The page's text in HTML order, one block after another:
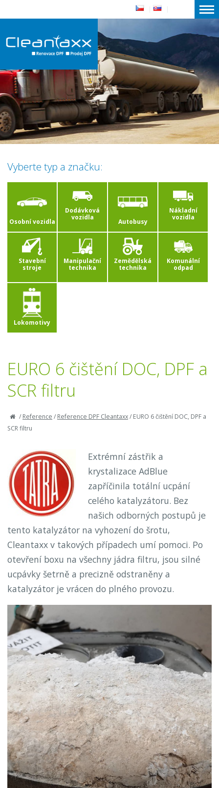
Vyberte typ a značku:
Osobní vozidla
Dodávková
vozidla
Autobusy
Nákladní
vozidla
Stavební
stroje
Manipulační
technika
Zemědělská
technika
Komunální
odpad
Lokomotivy
EURO 6 čištění DOC, DPF a
SCR filtru
/Reference /Reference DPF Cleantaxx/EURO 6 čištění DOC, DPF a
SCR filtru
Extrémní zástřik a
krystalizace AdBlue
zapříčinila totální ucpání
celého katalyzátoru. Bez
našich odborných postupů je
tento katalyzátor na vyhození do šrotu,
Cleantaxx v takových případech umí pomoci. Po
otevření boxu na všechny jádra filtru, jsou silné
ucpávky šetrně a precizně odstraněny a
katalyzátor je vrácen do plného provozu.